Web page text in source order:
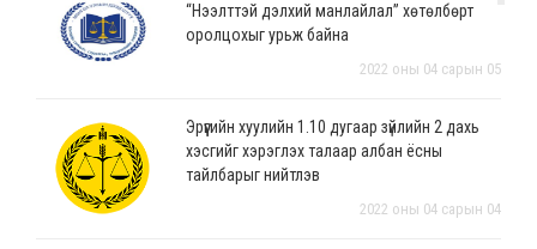
“Нээлттэй дэлхий манлайлал” хөтөлбөрт
оролцохыг урьж байна
2022 оны 04 сарын 05
Эрүүгийн хуулийн 1.10 дугаар зүйлийн 2 дахь
хэсгийг хэрэглэх талаар албан ёсны
тайлбарыг нийтлэв
2022 оны 04 сарын 04